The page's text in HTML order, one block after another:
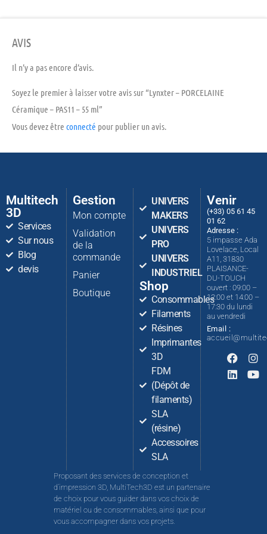
AVIS
Il n’y a pas encore d’avis.
Soyez le premier à laisser votre avis sur “Lynxter – PORCELAINE
Céramique – PAS11 – 55 ml”
Vous devez être connecté pour publier un avis.
Multitech
3D
Services
Sur nous
Blog
devis
Gestion
Mon compte
Validation
de la
commande
Panier
Boutique
UNIVERS
MAKERS
UNIVERS
PRO
UNIVERS
INDUSTRIEL
Shop
Consommables
Filaments
Résines
Imprimantes
3D
FDM
(Dépôt de
filaments)
SLA
(résine)
Accessoires
SLA
Venir
(+33) 05 61 45
01 62
Adresse :
5 impasse Ada
Lovelace, Local
A11, 31830
PLAISANCE-
DU-TOUCH
ouvert : 09:00 –
12:00 et 14:00 –
17:30 du lundi
au vendredi
Email :
Proposant des services de conception et
d’impression 3D, MultiTech3D est un partenaire
de choix pour vous guider dans vos choix de
matériel ou de consommables, ainsi que pour
vous accompagner dans vos projets.